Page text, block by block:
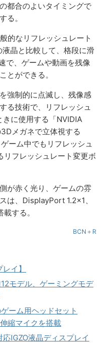
都合のよいタイミングで
る。
的なリフレッシュレート
晶と比較して、格段に滑
で、ゲームや動画を残像
とができる。
強制的に点滅し、残像感
る技術で、リフレッシュ
に使用する「NVIDIA
メガネで立体視する
ーム中でもリフレッシュ
フレッシュレート変更ボ
が赤く光り、ゲームの雰
は、DisplayPort 1.2×1、
する。
BCN＋R
イ】
モデル、ゲーミングモデ
ーム用ヘッドセット
縮マイクを搭載
IGZO液晶ディスプレイ